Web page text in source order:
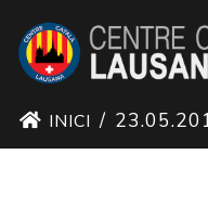
INICI 23.05.2018 LECTURES